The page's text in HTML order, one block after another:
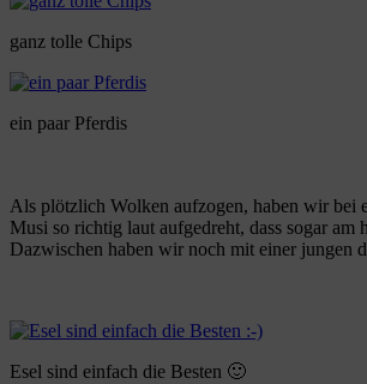
ganz tolle Chips
ein paar Pferdis
Als plötzlich Wolken aufzogen, haben wir bei
Musi so richtig laut aufgedreht, dass sogar
Dazwischen haben wir noch mit einer jungen
Esel sind einfach die Besten 🙂